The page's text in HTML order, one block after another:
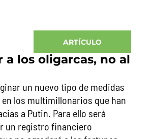
ARTÍCULO
a los oligarcas, no al
un nuevo tipo de medidas
los multimillonarios que han
a Putin. Para ello será
un registro financiero